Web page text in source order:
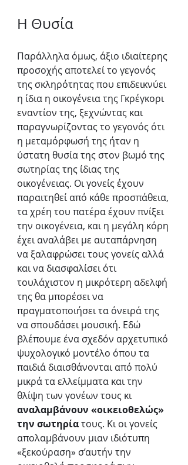
Η Θυσία
Παράλληλα όμως, άξιο ιδιαίτερης
προσοχής αποτελεί το γεγονός
της σκληρότητας που επιδεικνύει
η ίδια η οικογένεια της Γκρέγκορι
εναντίον της, ξεχνώντας και
παραγνωρίζοντας το γεγονός ότι
η μεταμόρφωσή της ήταν η
ύστατη θυσία της στον βωμό της
σωτηρίας της ίδιας της
οικογένειας. Οι γονείς έχουν
παραιτηθεί από κάθε προσπάθεια,
τα χρέη του πατέρα έχουν πνίξει
την οικογένεια, και η μεγάλη κόρη
έχει αναλάβει με αυταπάρνηση
να ξαλαφρώσει τους γονείς αλλά
και να διασφαλίσει ότι
τουλάχιστον η μικρότερη αδελφή
της θα μπορέσει να
πραγματοποιήσει τα όνειρά της
να σπουδάσει μουσική. Εδώ
βλέπουμε ένα σχεδόν αρχετυπικό
ψυχολογικό μοντέλο όπου τα
παιδιά διαισθάνονται από πολύ
μικρά τα ελλείμματα και την
θλίψη των γονέων τους κι
αναλαμβάνουν «οικειοθελώς»
την σωτηρία τους. Κι οι γονείς
απολαμβάνουν μιαν ιδιότυπη
«ξεκούραση» σ’αυτήν την